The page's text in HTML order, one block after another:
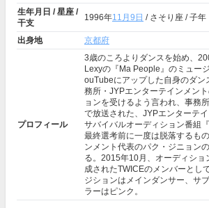
生年月日 / 星座 /
干支
1996年11月9日 / さそり座 / 子年
出身地 京都府
プロフィール
3歳のころよりダンスを始め、
Lexyの『Ma People』のミュー
ouTubeにアップした自身のダン
務所・JYPエンターテインメン
ョンを受けるよう言われ、事務
で放送された、JYPエンターテ
サバイバルオーディション番組
最終選考前に一度は脱落するも
ンメント代表のパク・ジニョン
る。2015年10月、オーディショ
成されたTWICEのメンバーとし
ジションはメインダンサー、サ
ラーはピンク。